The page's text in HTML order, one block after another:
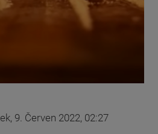
9. Červen 2022, 02:27